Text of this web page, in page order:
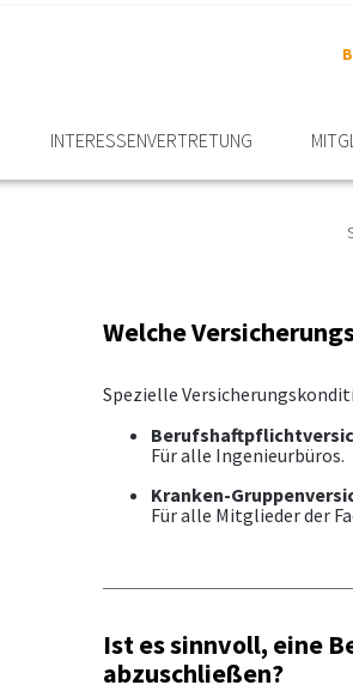
INTERESSEN­VERTRETUNG
Welche
Spezielle
Für alle Ingenieurbüros.
Kranken-
Für alle Mitglieder der
Ist es sinnvoll, eine
abzuschließen?